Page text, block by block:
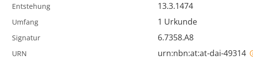
Entstehung 13.3.1474
Umfang 1 Urkunde
Signatur 6.7358.A8
URN urn:nbn:at:at-dai-49314